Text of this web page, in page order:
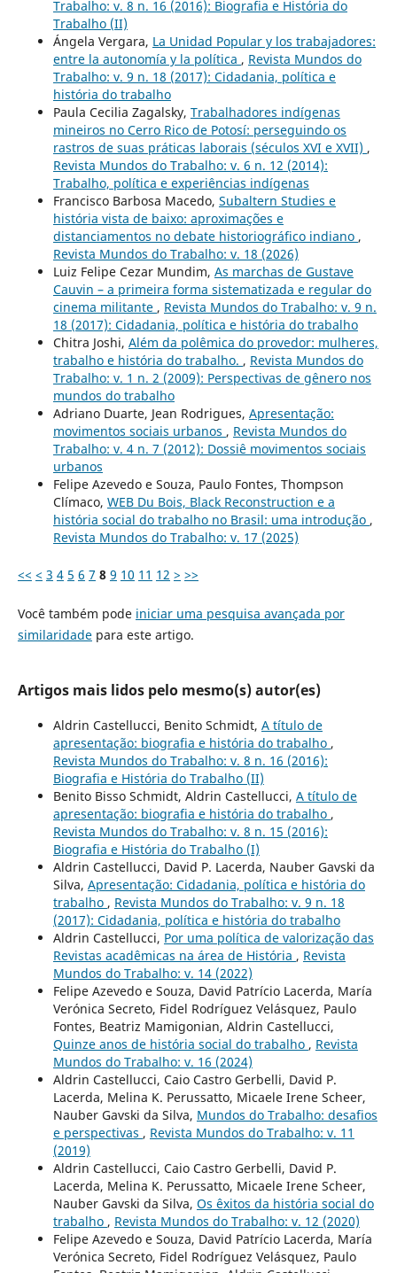
Trabalho: v. 8 n. 16 (2016): Biografia e História do
Trabalho (II)
Ángela Vergara, La Unidad Popular y los trabajadores:
entre la autonomía y la política , Revista Mundos do
Trabalho: v. 9 n. 18 (2017): Cidadania, política e
história do trabalho
Paula Cecilia Zagalsky, Trabalhadores indígenas
mineiros no Cerro Rico de Potosí: perseguindo os
rastros de suas práticas laborais (séculos XVI e XVII) ,
Revista Mundos do Trabalho: v. 6 n. 12 (2014):
Trabalho, política e experiências indígenas
Francisco Barbosa Macedo, Subaltern Studies e
história vista de baixo: aproximações e
distanciamentos no debate historiográfico indiano ,
Revista Mundos do Trabalho: v. 18 (2026)
Luiz Felipe Cezar Mundim, As marchas de Gustave
Cauvin – a primeira forma sistematizada e regular do
cinema militante , Revista Mundos do Trabalho: v. 9 n.
18 (2017): Cidadania, política e história do trabalho
Chitra Joshi, Além da polêmica do provedor: mulheres,
trabalho e história do trabalho. , Revista Mundos do
Trabalho: v. 1 n. 2 (2009): Perspectivas de gênero nos
mundos do trabalho
Adriano Duarte, Jean Rodrigues, Apresentação:
movimentos sociais urbanos , Revista Mundos do
Trabalho: v. 4 n. 7 (2012): Dossiê movimentos sociais
urbanos
Felipe Azevedo e Souza, Paulo Fontes, Thompson
Clímaco, WEB Du Bois, Black Reconstruction e a
história social do trabalho no Brasil: uma introdução ,
Revista Mundos do Trabalho: v. 17 (2025)
<< < 3 4 5 6 7 8 9 10 11 12 > >>
Você também pode iniciar uma pesquisa avançada por
similaridadepara este artigo.
Artigos mais lidos pelo mesmo(s) autor(es)
Aldrin Castellucci, Benito Schmidt, A título de
apresentação: biografia e história do trabalho ,
Revista Mundos do Trabalho: v. 8 n. 16 (2016):
Biografia e História do Trabalho (II)
Benito Bisso Schmidt, Aldrin Castellucci, A título de
apresentação: biografia e história do trabalho ,
Revista Mundos do Trabalho: v. 8 n. 15 (2016):
Biografia e História do Trabalho (I)
Aldrin Castellucci, David P. Lacerda, Nauber Gavski da
Silva, Apresentação: Cidadania, política e história do
trabalho , Revista Mundos do Trabalho: v. 9 n. 18
(2017): Cidadania, política e história do trabalho
Aldrin Castellucci, Por uma política de valorização das
Revistas acadêmicas na área de História , Revista
Mundos do Trabalho: v. 14 (2022)
Felipe Azevedo e Souza, David Patrício Lacerda, María
Verónica Secreto, Fidel Rodríguez Velásquez, Paulo
Fontes, Beatriz Mamigonian, Aldrin Castellucci,
Quinze anos de história social do trabalho , Revista
Mundos do Trabalho: v. 16 (2024)
Aldrin Castellucci, Caio Castro Gerbelli, David P.
Lacerda, Melina K. Perussatto, Micaele Irene Scheer,
Nauber Gavski da Silva, Mundos do Trabalho: desafios
e perspectivas , Revista Mundos do Trabalho: v. 11
(2019)
Aldrin Castellucci, Caio Castro Gerbelli, David P.
Lacerda, Melina K. Perussatto, Micaele Irene Scheer,
Nauber Gavski da Silva, Os êxitos da história social do
trabalho , Revista Mundos do Trabalho: v. 12 (2020)
Felipe Azevedo e Souza, David Patrício Lacerda, María
Verónica Secreto, Fidel Rodríguez Velásquez, Paulo